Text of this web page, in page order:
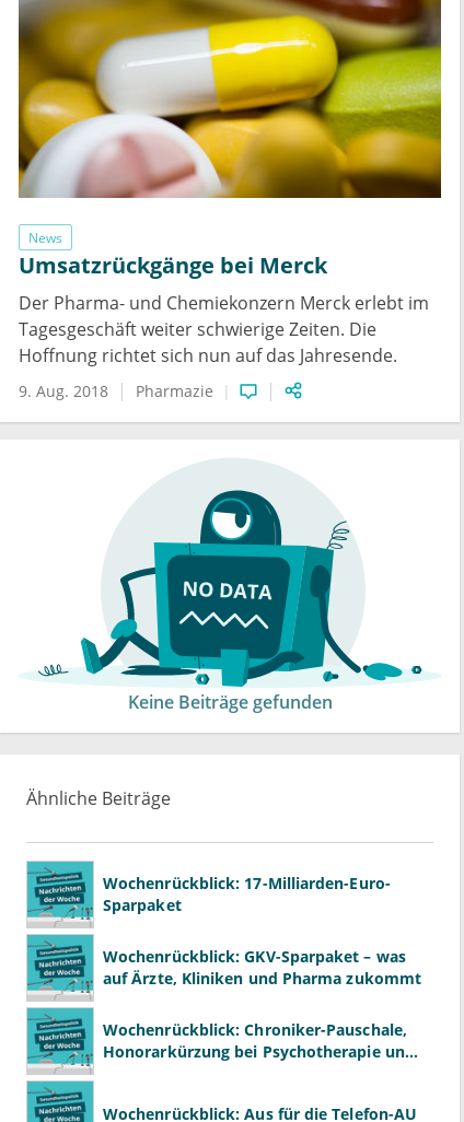
News
Umsatzrückgänge bei Merck
Der Pharma- und Chemiekonzern Merck erlebt im
Tagesgeschäft weiter schwierige Zeiten. Die
Hoffnung richtet sich nun auf das Jahresende.
9. Aug. 2018 Pharmazie
Keine Beiträge gefunden
Ähnliche Beiträge
Wochenrückblick: 17-Milliarden-Euro-
Sparpaket
Wochenrückblick: GKV-Sparpaket – was
auf Ärzte, Kliniken und Pharma zukommt
Wochenrückblick: Chroniker-Pauschale,
Honorarkürzung bei Psychotherapie und
Wochenrückblick: Aus für die Telefon-AU